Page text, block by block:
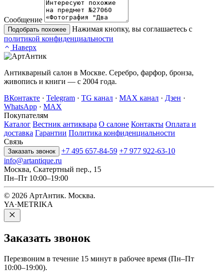
Сообщение
Подобрать похожее
Нажимая кнопку, вы соглашаетесь с
политикой конфиденциальности
Наверх
Антикварный салон в Москве. Серебро, фарфор, бронза,
живопись и книги — с 2004 года.
ВКонтакте · Telegram · TG канал · MAX канал · Дзен ·
WhatsApp · MAX
Покупателям
Каталог Вестник антиквара О салоне Контакты Оплата и
доставка Гарантии Политика конфиденциальности
Связь
Заказать звонок +7 495 657-84-59 +7 977 922-63-10
info@artantique.ru
Москва, Скатертный пер., 15
Пн–Пт 10:00–19:00
© 2026 АртАнтик. Москва.
YA·METRIKA
Заказать звонок
Перезвоним в течение 15 минут в рабочее время (Пн–Пт
10:00–19:00).